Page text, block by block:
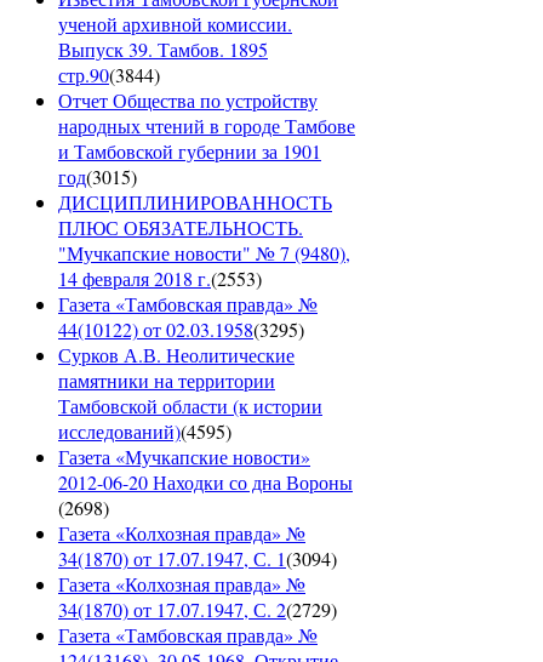
ученой архивной комиссии.
Выпуск 39. Тамбов. 1895
стр.90(3844)
Отчет Общества по устройству
народных чтений в городе Тамбове
и Тамбовской губернии за 1901
год(3015)
ДИСЦИПЛИНИРОВАННОСТЬ
ПЛЮС ОБЯЗАТЕЛЬНОСТЬ.
"Мучкапские новости" № 7 (9480),
14 февраля 2018 г.(2553)
Газета «Тамбовская правда» №
44(10122) от 02.03.1958(3295)
Сурков А.В. Неолитические
памятники на территории
Тамбовской области (к истории
исследований)(4595)
Газета «Мучкапские новости»
2012-06-20 Находки со дна Вороны
(2698)
Газета «Колхозная правда» №
34(1870) от 17.07.1947, С. 1(3094)
Газета «Колхозная правда» №
34(1870) от 17.07.1947, С. 2(2729)
Газета «Тамбовская правда» №